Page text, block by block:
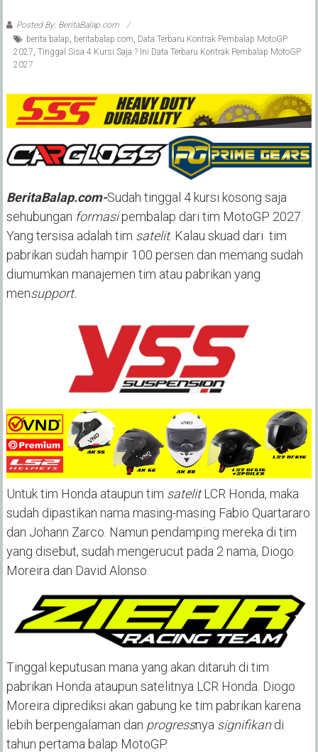
Posted By: BeritaBalap.com
berita balap, beritabalap.com, Data Terbaru Kontrak Pembalap MotoGP
2027, Tinggal Sisa 4 Kursi Saja ? Ini Data Terbaru Kontrak Pembalap MotoGP
2027
BeritaBalap.com-Sudah tinggal 4 kursi kosong saja
sehubungan formasipembalap dari tim MotoGP 2027.
Yang tersisa adalah tim satelit. Kalau skuad dari tim
pabrikan sudah hampir 100 persen dan memang sudah
diumumkan manajemen tim atau pabrikan yang
mensupport.
Untuk tim Honda ataupun tim satelitLCR Honda, maka
sudah dipastikan nama masing-masing Fabio Quartararo
dan Johann Zarco. Namun pendamping mereka di tim
yang disebut, sudah mengerucut pada 2 nama, Diogo
Moreira dan David Alonso.
Tinggal keputusan mana yang akan ditaruh di tim
pabrikan Honda ataupun satelitnya LCR Honda. Diogo
Moreira diprediksi akan gabung ke tim pabrikan karena
lebih berpengalaman dan progressnya signifikandi
tahun pertama balap MotoGP.